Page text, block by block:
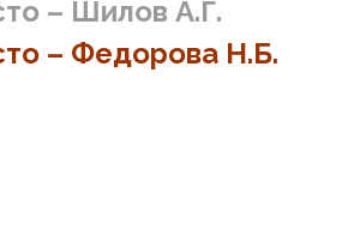
– Шилов А.Г.
– Федорова Н.Б.